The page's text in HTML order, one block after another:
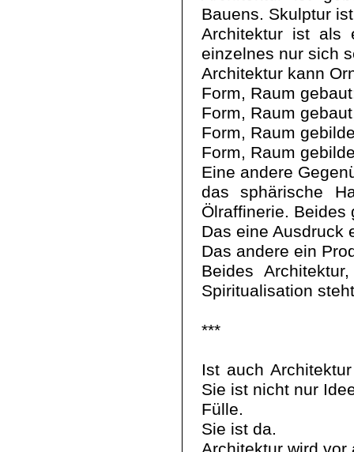
Bauens. Skulptur
Architektur ist als
einzelnes nur sich
Architektur kann
Form, Raum
Form, Raum
Form, Raum
Form, Raum
Eine andere
das sphärische
Ölraffinerie. Beides
Das eine Ausdruck
Das andere ein
Beides
Spiritualisation
***
Ist auch
Sie ist nicht nur
Fülle.
Sie ist da.